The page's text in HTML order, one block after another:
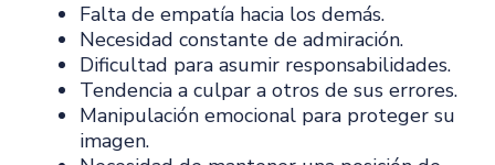
Falta de empatía hacia los demás.
Necesidad constante de admiración.
Dificultad para asumir responsabilidades.
Tendencia a culpar a otros de sus errores.
Manipulación emocional para proteger su
imagen.